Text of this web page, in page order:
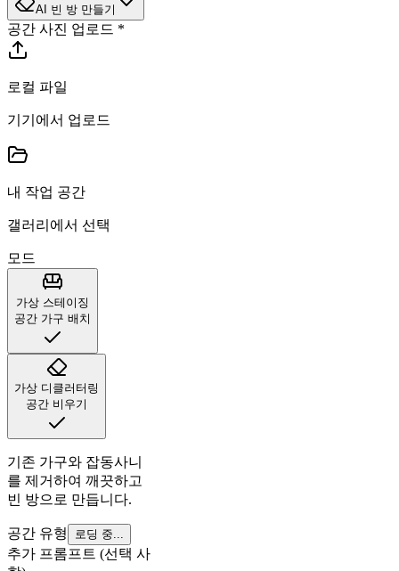
AI 빈 방 만들기
공간 사진 업로드 *
로컬 파일
기기에서 업로드
내 작업 공간
갤러리에서 선택
모드
가상 스테이징
공간 가구 배치
가상 디클러터링
공간 비우기
기존 가구와 잡동사니
를 제거하여 깨끗하고
빈 방으로 만듭니다.
공간 유형 로딩 중...
추가 프롬프트 (선택 사